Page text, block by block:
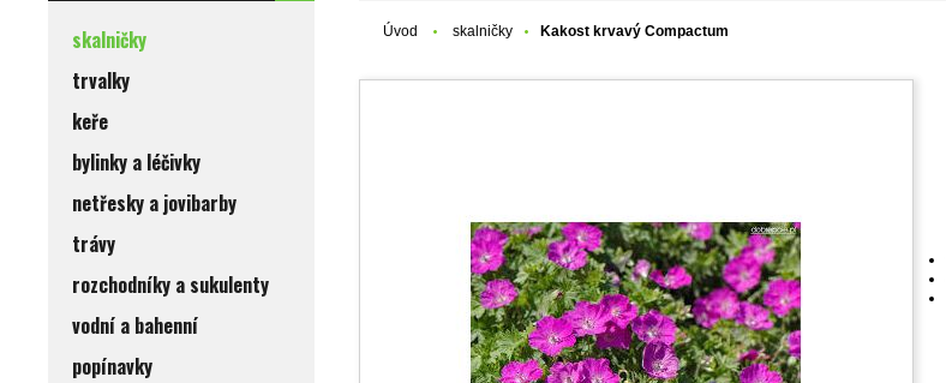
skalničky
trvalky
keře
bylinky a léčivky
netřesky a jovibarby
trávy
rozchodníky a sukulenty
vodní a bahenní
popínavky
Úvod skalničky Kakost krvavý Compactum